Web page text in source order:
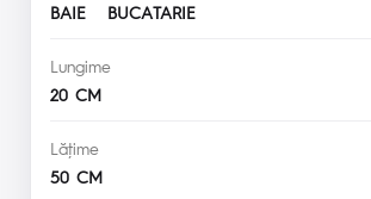
BAIE BUCATARIE
Lungime
20 CM
Lăţime
50 CM